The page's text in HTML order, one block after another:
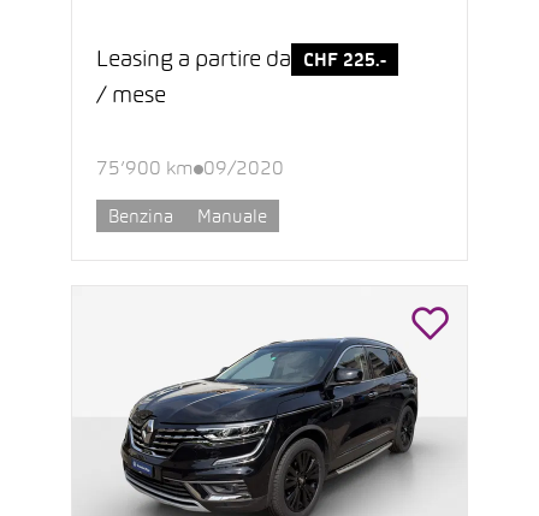
Leasing a partire da CHF 225.-
/ mese
75’900 km 09/2020
Benzina Manuale